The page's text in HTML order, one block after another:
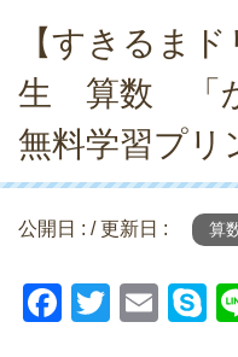
【すきるま
生 算数 「
無料学習プリ
公開日 : / 更新日 : 算
F
T
E
S